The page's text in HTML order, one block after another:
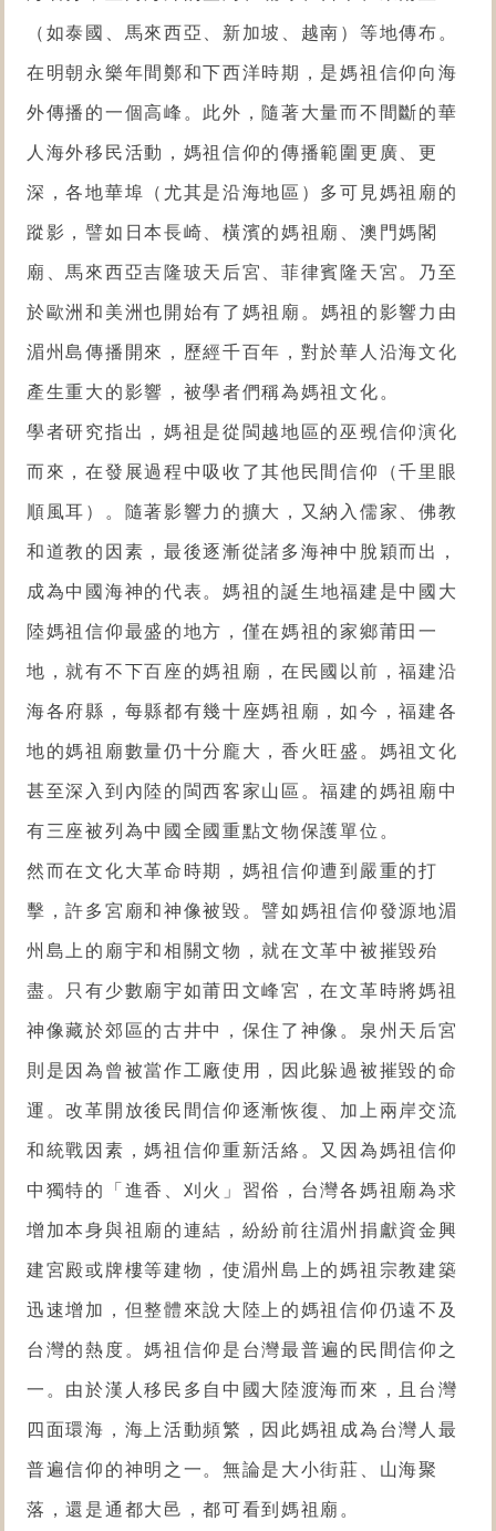
（如泰國、馬來西亞、新加坡、越南）等地傳布。
在明朝永樂年間鄭和下西洋時期，是媽祖信仰向海
外傳播的一個高峰。此外，隨著大量而不間斷的華
人海外移民活動，媽祖信仰的傳播範圍更廣、更
深，各地華埠（尤其是沿海地區）多可見媽祖廟的
蹤影，譬如日本長崎、橫濱的媽祖廟、澳門媽閣
廟、馬來西亞吉隆玻天后宮、菲律賓隆天宮。乃至
於歐洲和美洲也開始有了媽祖廟。 媽祖的影響力由
湄州島傳播開來，歷經千百年，對於華人沿海文化
產生重大的影響，被學者們稱為媽祖文化。
學者研究指出，媽祖是從閩越地區的巫覡信仰演化
而來，在發展過程中吸收了其他民間信仰（千里眼
順風耳）。隨著影響力的擴大，又納入儒家、佛教
和道教的因素，最後逐漸從諸多海神中脫穎而出，
成為中國海神的代表。 媽祖的誕生地福建是中國大
陸媽祖信仰最盛的地方，僅在媽祖的家鄉莆田一
地，就有不下百座的媽祖廟，在民國以前，福建沿
海各府縣，每縣都有幾十座媽祖廟，如今，福建各
地的媽祖廟數量仍十分龐大，香火旺盛。媽祖文化
甚至深入到內陸的閩西客家山區。福建的媽祖廟中
有三座被列為中國全國重點文物保護單位。
然而在文化大革命時期，媽祖信仰遭到嚴重的打
擊，許多宮廟和神像被毀。譬如媽祖信仰發源地湄
州島上的廟宇和相關文物，就在文革中被摧毀殆
盡。只有少數廟宇如莆田文峰宮，在文革時將媽祖
神像藏於郊區的古井中，保住了神像。泉州天后宮
則是因為曾被當作工廠使用，因此躲過被摧毀的命
運。改革開放後民間信仰逐漸恢復、加上兩岸交流
和統戰因素，媽祖信仰重新活絡。又因為媽祖信仰
中獨特的「進香、刈火」習俗，台灣各媽祖廟為求
增加本身與祖廟的連結，紛紛前往湄州捐獻資金興
建宮殿或牌樓等建物，使湄州島上的媽祖宗教建築
迅速增加，但整體來說大陸上的媽祖信仰仍遠不及
台灣的熱度。媽祖信仰是台灣最普遍的民間信仰之
一。由於漢人移民多自中國大陸渡海而來，且台灣
四面環海，海上活動頻繁，因此媽祖成為台灣人最
普遍信仰的神明之一。無論是大小街莊、山海聚
落，還是通都大邑，都可看到媽祖廟。